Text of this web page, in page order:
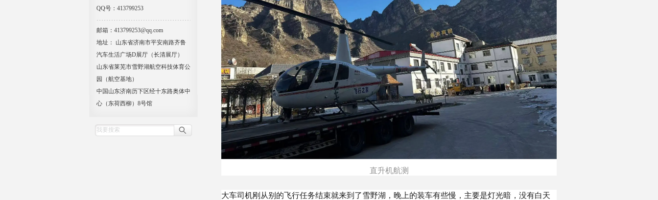
QQ号：413799253
邮箱：413799253@qq.com
地址： 山东省济南市平安南路齐鲁
汽车生活广场D展厅（长清展厅）
山东省莱芜市雪野湖航空科技体育公
园（航空基地）
中国山东济南历下区经十东路奥体中
心（东荷西柳）8号馆
直升机航测
大车司机刚从别的飞行任务结束就来到了雪野湖，晚上的装车有些慢，主要是灯光暗，没有白天